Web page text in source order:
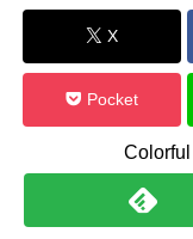
X
Pocket